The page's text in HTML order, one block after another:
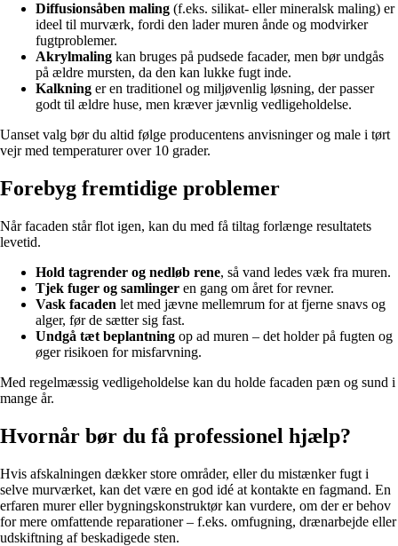
Diffusionsåben maling (f.eks. silikat- eller mineralsk maling) er
ideel til murværk, fordi den lader muren ånde og modvirker
fugtproblemer.
Akrylmaling kan bruges på pudsede facader, men bør undgås
på ældre mursten, da den kan lukke fugt inde.
Kalkning er en traditionel og miljøvenlig løsning, der passer
godt til ældre huse, men kræver jævnlig vedligeholdelse.
Uanset valg bør du altid følge producentens anvisninger og male i tørt
vejr med temperaturer over 10 grader.
Forebyg fremtidige problemer
Når facaden står flot igen, kan du med få tiltag forlænge resultatets
levetid.
Hold tagrender og nedløb rene, så vand ledes væk fra muren.
Tjek fuger og samlinger en gang om året for revner.
Vask facaden let med jævne mellemrum for at fjerne snavs og
alger, før de sætter sig fast.
Undgå tæt beplantning op ad muren – det holder på fugten og
øger risikoen for misfarvning.
Med regelmæssig vedligeholdelse kan du holde facaden pæn og sund i
mange år.
Hvornår bør du få professionel hjælp?
Hvis afskalningen dækker store områder, eller du mistænker fugt i
selve murværket, kan det være en god idé at kontakte en fagmand. En
erfaren murer eller bygningskonstruktør kan vurdere, om der er behov
for mere omfattende reparationer – f.eks. omfugning, drænarbejde eller
udskiftning af beskadigede sten.